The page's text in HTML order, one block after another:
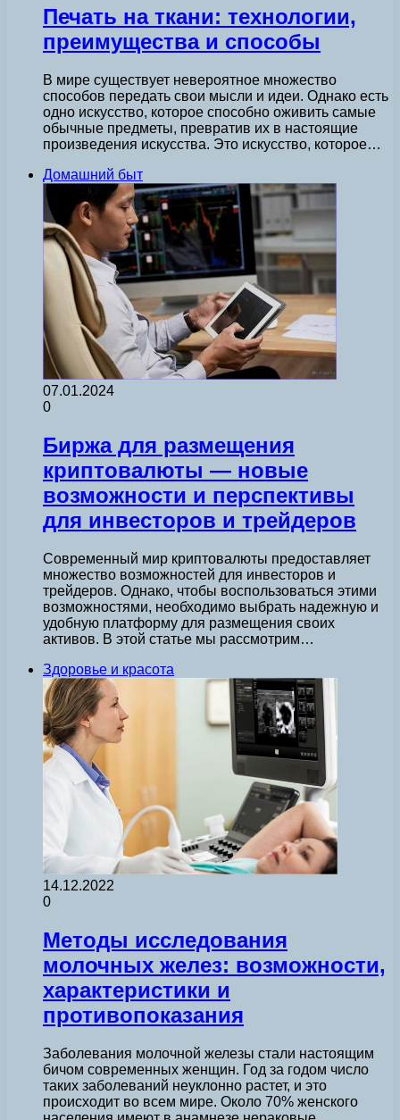
Печать на ткани: технологии,
преимущества и способы
В мире существует невероятное множество
способов передать свои мысли и идеи. Однако есть
одно искусство, которое способно оживить самые
обычные предметы, превратив их в настоящие
произведения искусства. Это искусство, которое…
Домашний быт
07.01.2024
0
Биржа для размещения
криптовалюты — новые
возможности и перспективы
для инвесторов и трейдеров
Современный мир криптовалюты предоставляет
множество возможностей для инвесторов и
трейдеров. Однако, чтобы воспользоваться этими
возможностями, необходимо выбрать надежную и
удобную платформу для размещения своих
активов. В этой статье мы рассмотрим…
Здоровье и красота
14.12.2022
0
Методы исследования
молочных желез: возможности,
характеристики и
противопоказания
Заболевания молочной железы стали настоящим
бичом современных женщин. Год за годом число
таких заболеваний неуклонно растет, и это
происходит во всем мире. Около 70% женского